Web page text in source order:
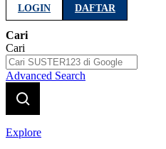
LOGIN DAFTAR
Cari
Cari
Advanced Search
Explore